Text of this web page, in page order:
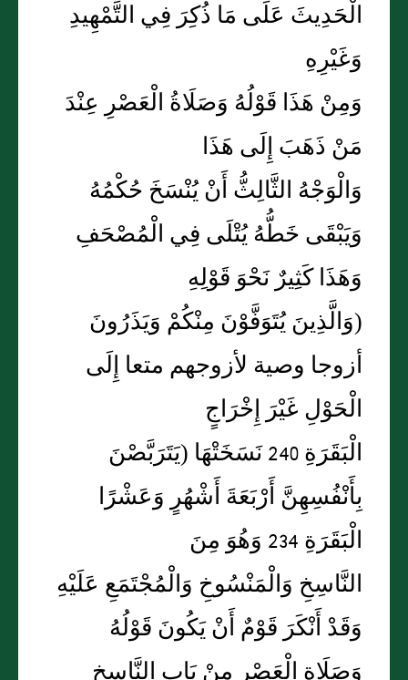
الْحَدِيثَ عَلَى مَا ذُكِرَ فِي التَّمْهِيدِ
وَغَيْرِهِ
وَمِنْ هَذَا قَوْلُهُ وَصَلَاةُ الْعَصْرِ عِنْدَ
مَنْ ذَهَبَ إِلَى هَذَا
وَالْوَجْهُ الثَّالِثُّ أَنْ يُنْسَخَ حُكْمُهُ
وَيَبْقَى خَطُّهُ يُتْلَى فِي الْمُصْحَفِ
وَهَذَا كَثِيرٌ نَحْوَ قَوْلِهِ
(وَالَّذِينَ يُتَوَفَّوْنَ مِنْكُمْ وَيَذَرُونَ
أزوجا وصية لأزوجهم متعا إِلَى
الْحَوْلِ غَيْرَ إِخْرَاجٍ
الْبَقَرَةِ 240 نَسَخَتْهَا (يَتَرَبَّصْنَ
بِأَنْفُسِهِنَّ أَرْبَعَةَ أَشْهُرٍ وَعَشْرًا
الْبَقَرَةِ 234 وَهُوَ مِنَ
النَّاسِخِ وَالْمَنْسُوخِ وَالْمُجْتَمَعِ عَلَيْهِ
وَقَدْ أَنْكَرَ قَوْمٌ أَنْ يَكُونَ قَوْلُهُ